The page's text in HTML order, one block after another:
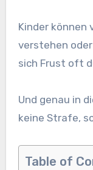
Kinder können
verstehen
sich Frust oft
Und genau in
keine Strafe,
Table of